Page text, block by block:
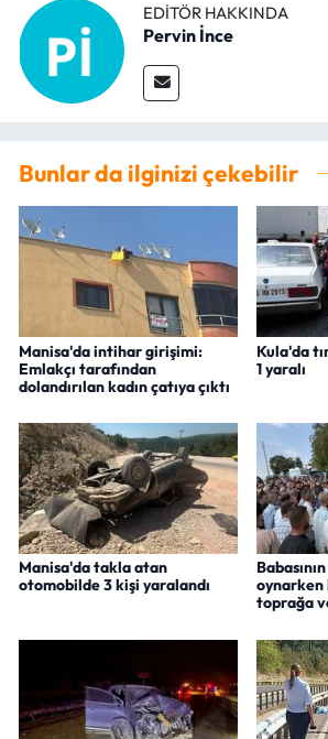
EDITÖR HAKKINDA
Pervin İnce
Bunlar da ilginizi çekebilir
Manisa'da intihar girişimi:
Emlakçı tarafından
dolandırılan kadın çatıya çıktı
Kula'da
1 yaralı
Manisa'da takla atan
otomobilde 3 kişi yaralandı
oynarken
toprağa